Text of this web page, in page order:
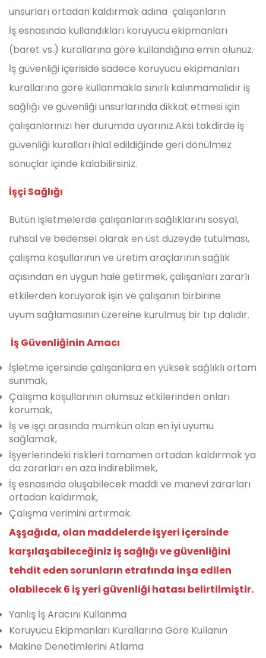
unsurları ortadan kaldırmak adına çalışanların
İş esnasında kullandıkları koruyucu ekipmanları
(baret vs.) kurallarına göre kullandığına emin olunuz.
İş güvenliği içeriside sadece koruyucu ekipmanları
kurallarına göre kullanmakla sınırlı kalınmamalıdır iş
sağlığı ve güvenliği unsurlarında dikkat etmesi için
çalışanlarınızı her durumda uyarınız.Aksi takdirde iş
güvenliği kuralları ihlal edildiğinde geri dönülmez
sonuçlar içinde kalabilirsiniz.
İşçi Sağlığı
Bütün işletmelerde çalışanların sağlıklarını sosyal,
ruhsal ve bedensel olarak en üst düzeyde tutulması,
çalışma koşullarının ve üretim araçlarının sağlık
açısından en uygun hale getirmek, çalışanları zararlı
etkilerden koruyarak işin ve çalışanın birbirine
uyum sağlamasının üzereine kurulmuş bir tıp dalıdır.
İş Güvenliğinin Amacı
İşletme içersinde çalışanlara en yüksek sağlıklı ortam
sunmak,
Çalışma koşullarının olumsuz etkilerinden onları
korumak,
İş ve işçi arasında mümkün olan en iyi uyumu
sağlamak,
İşyerlerindeki riskleri tamamen ortadan kaldırmak ya
da zararları en aza indirebilmek,
İş esnasında oluşabilecek maddi ve manevi zararları
ortadan kaldırmak,
Çalışma verimini artırmak.
Aşşağıda, olan maddelerde işyeri içersinde
karşılaşabileceğiniz iş sağlığı ve güvenliğini
tehdit eden sorunların etrafında inşa edilen
olabilecek 6 iş yeri güvenliği hatası belirtilmiştir.
Yanlış İş Aracını Kullanma
Koruyucu Ekipmanları Kurallarına Göre Kullanın
Makine Denetimlerini Atlama